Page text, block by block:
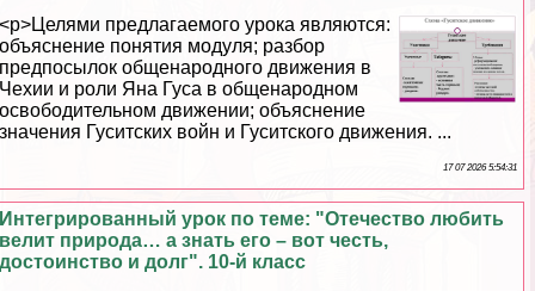
<p>Целями предлагаемого урока являются:
объяснение понятия модуля; разбор
предпосылок общенародного движения в
Чехии и роли Яна Гуса в общенародном
освободительном движении; объяснение
значения Гуситских войн и Гуситского движения. ...
17 07 2026 5:54:31
Интегрированный урок по теме: "Отечество любить
велит природа… а знать его – вот честь,
достоинство и долг". 10-й класс